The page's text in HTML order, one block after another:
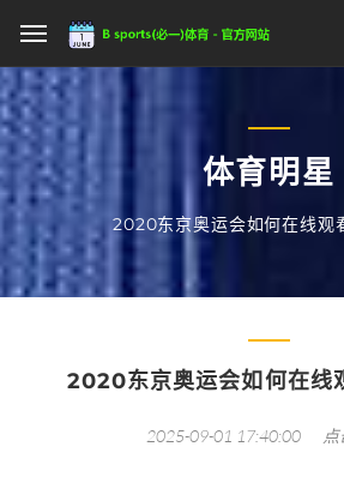
体育明星
2020东京奥运会如何在线观
2020东京奥运会如何在线
2025-09-01 17:40:00 点